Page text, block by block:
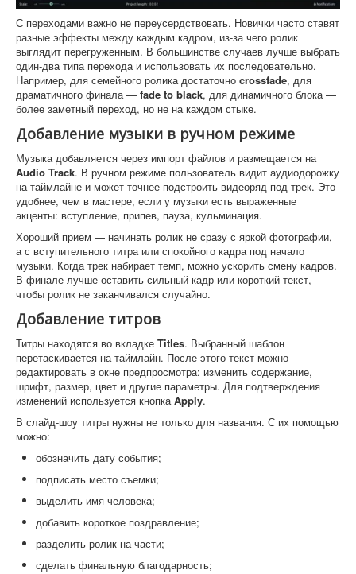
С переходами важно не переусердствовать. Новички часто ставят
разные эффекты между каждым кадром, из-за чего ролик
выглядит перегруженным. В большинстве случаев лучше выбрать
один-два типа перехода и использовать их последовательно.
Например, для семейного ролика достаточно crossfade, для
драматичного финала — fade to black, для динамичного блока —
более заметный переход, но не на каждом стыке.
Добавление музыки в ручном режиме
Музыка добавляется через импорт файлов и размещается на
Audio Track. В ручном режиме пользователь видит аудиодорожку
на таймлайне и может точнее подстроить видеоряд под трек. Это
удобнее, чем в мастере, если у музыки есть выраженные
акценты: вступление, припев, пауза, кульминация.
Хороший прием — начинать ролик не сразу с яркой фотографии,
а с вступительного титра или спокойного кадра под начало
музыки. Когда трек набирает темп, можно ускорить смену кадров.
В финале лучше оставить сильный кадр или короткий текст,
чтобы ролик не заканчивался случайно.
Добавление титров
Титры находятся во вкладке Titles. Выбранный шаблон
перетаскивается на таймлайн. После этого текст можно
редактировать в окне предпросмотра: изменить содержание,
шрифт, размер, цвет и другие параметры. Для подтверждения
изменений используется кнопкаApply.
В слайд-шоу титры нужны не только для названия. С их помощью
можно:
обозначить дату события;
подписать место съемки;
выделить имя человека;
добавить короткое поздравление;
разделить ролик на части;
сделать финальную благодарность;